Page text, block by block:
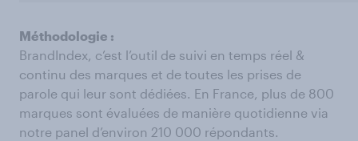
Méthodologie :
BrandIndex, c’est l’outil de suivi en temps réel &
continu des marques et de toutes les prises de
parole qui leur sont dédiées. En France, plus de 800
marques sont évaluées de manière quotidienne via
notre panel d’environ 210 000 répondants.